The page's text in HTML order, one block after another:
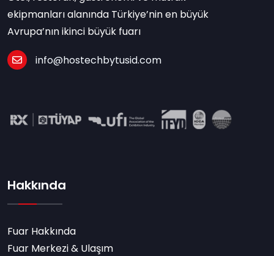
ekipmanları alanında Türkiye’nin en büyük
Avrupa’nın ikinci büyük fuarı
info@hostechbytusid.com
Hakkında
Fuar Hakkında
Fuar Merkezi & Ulaşım